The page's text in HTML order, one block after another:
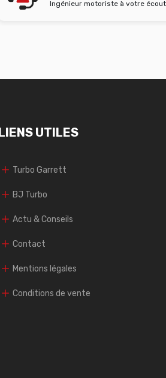
Ingénieur motoriste à votre
LIENS UTILES
Turbo Garrett
BJ Turbo
Actu & Conseils
Contact
Mentions légales
Conditions de vente